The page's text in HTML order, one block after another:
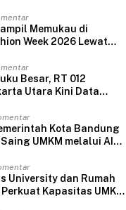
Memukau di
Week 2026 Lewat
Besar, RT 012
Utara Kini Data
Kota Bandung
UMKM melalui AI
University dan Rumah
Perkuat Kapasitas UMKM